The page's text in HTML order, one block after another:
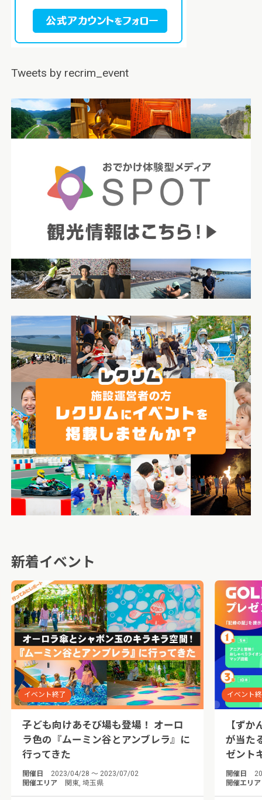
Tweets by recrim_event
新着イベント
イベント終了
子ども向けあそび場も登場！ オーロ
ラ色の『ムーミン谷とアンブレラ』に
行ってきた
開催日
2023/04/28 ～ 2023/07/02
開催エリア
関東, 埼玉県
イベント
【ず
が当た
ゼント
開催日
開催エリア